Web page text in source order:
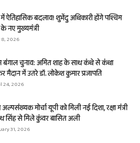
ऐतिहासिक बदलाव! शुभेंदु अधिकारी होंगे पश्चिम
नए मुख्यमंत्री
8, 2026
बंगाल चुनाव: अमित शाह के साथ कंधे से कंधा
मैदान में उतरे डॉ. लोकेश कुमार प्रजापति
24, 2026
मोर्चा यूपी को मिली नई दिशा, रक्षा मंत्री
सिंह से मिले कुंवर बासित अली
31, 2026